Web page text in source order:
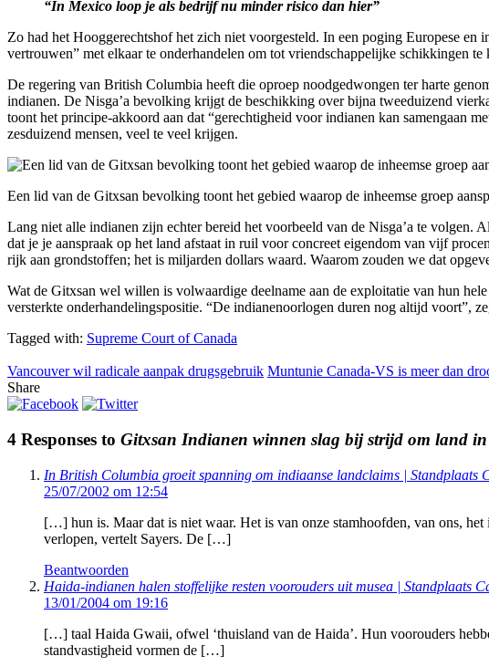
“In Mexico loop je als bedrijf nu minder risico dan hier”
Zo had het Hooggerechtshof het zich niet voorgesteld. In een poging Europese
vertrouwen” met elkaar te onderhandelen om tot vriendschappelijke schikkingen te
De regering van British Columbia heeft die oproep noodgedwongen ter harte
indianen. De Nisga’a bevolking krijgt de beschikking over bijna tweeduizend
toont het principe-akkoord aan dat “gerechtigheid voor indianen kan samengaan
zesduizend mensen, veel te veel krijgen.
Een lid van de Gitxsan bevolking toont het gebied waarop de inheemse groep
Lang niet alle indianen zijn echter bereid het voorbeeld van de Nisga’a te
dat je je aanspraak op het land afstaat in ruil voor concreet eigendom van vijf
rijk aan grondstoffen; het is miljarden dollars waard. Waarom zouden we dat
Wat de Gitxsan wel willen is volwaardige deelname aan de exploitatie van hun
versterkte onderhandelingspositie. “De indianenoorlogen duren nog altijd voort”,
Tagged with: Supreme Court of Canada
Vancouver wil radicale aanpak drugsgebruik Muntunie Canada-VS is meer dan
Share
4 Responses to Gitxsan Indianen winnen slag bij strijd om land in
In British Columbia groeit spanning om indiaanse landclaims | Standplaats
25/07/2002 om 12:54
[…] hun is. Maar dat is niet waar. Het is van onze stamhoofden, van ons,
verlopen, vertelt Sayers. De […]
Beantwoorden
Haida-indianen halen stoffelijke resten voorouders uit musea | Standplaats
13/01/2004 om 19:16
[…] taal Haida Gwaii, ofwel ‘thuisland van de Haida’. Hun voorouders
standvastigheid vormen de […]